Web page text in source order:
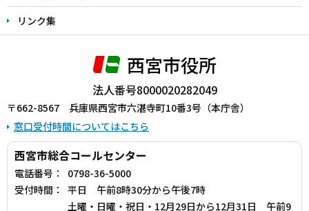
リンク集
西宮市役所
法人番号8000020282049
〒662-8567 兵庫県西宮市六湛寺町10番3号（本庁舎）
窓口受付時間についてはこちら
西宮市総合コールセンター
電話番号：
0798-36-5000
受付時間：
平日 午前8時30分から午後7時
土曜・日曜・祝日・12月29日から12月31日 午前9